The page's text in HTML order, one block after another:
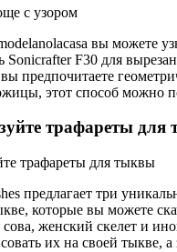
вы можете
Sonicrafter F30 для
предпочитаете
этот способ можно
трафареты для
предлагает три
которые вы можете
сова, женский скелет и
их на своей тыкве, а